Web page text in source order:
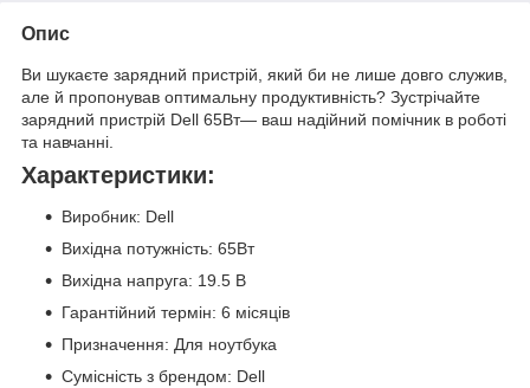
Опис
Ви шукаєте зарядний пристрій, який би не лише довго служив,
але й пропонував оптимальну продуктивність? Зустрічайте
зарядний пристрій Dell 65Вт— ваш надійний помічник в роботі
та навчанні.
Характеристики:
Виробник: Dell
Вихідна потужність: 65Вт
Вихідна напруга: 19.5 В
Гарантійний термін: 6 місяців
Призначення: Для ноутбука
Сумісність з брендом: Dell